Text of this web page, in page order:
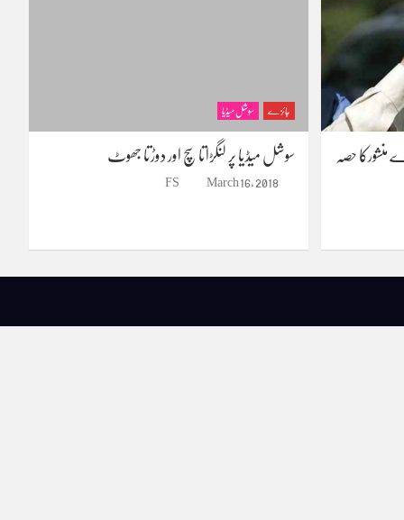
منشورکا حصہ
جائزے سوشل میڈیا
سوشل میڈیا پر لنگڑاتا سچ اور دوڑتا جھوٹ
March 16, 2018
FS